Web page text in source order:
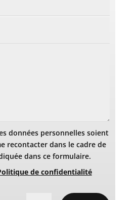
données personnelles soient
recontacter dans le cadre de
dans ce formulaire.
de confidentialité